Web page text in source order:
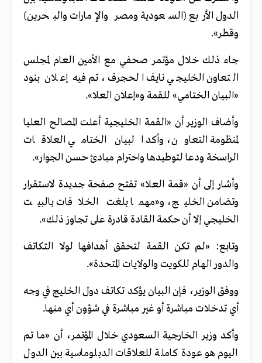
الدول الأربع (السعودية ومصر والإمارات والبحرين)
وقطر».
جاء ذلك خلال مؤتمر صحفي مع الأمين العام لمجلس
التعاون الخليجي نايف الحجرف، تم فيه إعلان بنود
«البيان الختامي» للقمة و«إعلان العلا».
وأضاف الوزير أن «القمة الخليجية أعلت المصالح العليا
لمنظومة التعاون، وأكد البيان الختامي العلاقات
الراسخة ودعا لتوطيدها واحترام مبادئ حسن الجوار».
وأشار إلى أن «قمة العلا» تفتح صفحة جديدة لاستقرار
وتضامن الخليج، و«مهما بلغت الخلافات بالبيت
الخليجي إلا أن حكمة القادة قادرة على تجاوز ذلك».
وتابع: «لم تكن القمة لتحقق أهدافها لولا التكاتف
والدور الهام للكويت والولايات المتحدة».
ووفق الوزير، فإن البيان يؤكد تكاتف دول الخليج في وجه
أي تدخلات مباشرة أو غير مباشرة في شؤون أي منها.
وأكد وزير الخارجية السعودي خلال المؤتمر، أن «ما تم
اليوم هو عودة كاملة للعلاقات الدبلوماسية بين الدول